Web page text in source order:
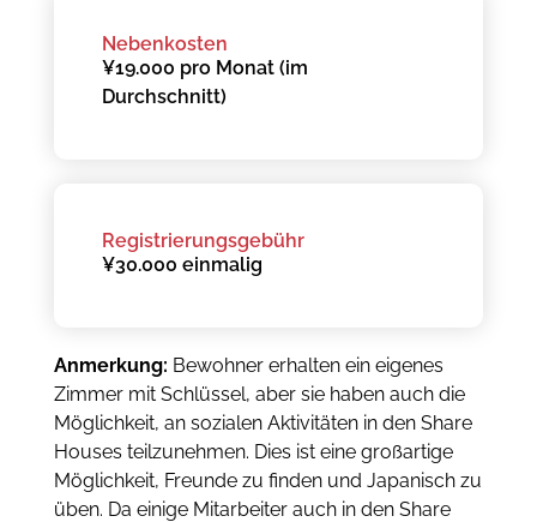
Nebenkosten
¥19.000 pro Monat (im
Durchschnitt)
Registrierungsgebühr
¥30.000 einmalig
Anmerkung: Bewohner erhalten ein eigenes
Zimmer mit Schlüssel, aber sie haben auch die
Möglichkeit, an sozialen Aktivitäten in den Share
Houses teilzunehmen. Dies ist eine großartige
Möglichkeit, Freunde zu finden und Japanisch zu
üben. Da einige Mitarbeiter auch in den Share